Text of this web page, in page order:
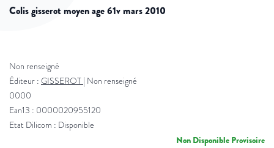
colis gisserot moyen age 61v mars 2010
Non renseigné
Éditeur : GISSEROT | Non renseigné
0000
Ean13 : 0000020955120
Etat Dilicom : Disponible
Non Disponible Provisoire